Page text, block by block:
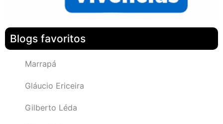
Blogs favoritos
Marrapá
Gláucio Ericeira
Gilberto Léda